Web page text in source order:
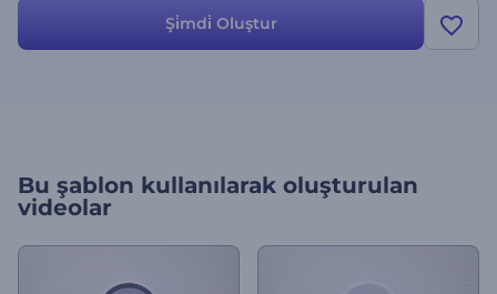
Şi̇mdi̇ Oluştur
Bu şablon kullanılarak oluşturulan
videolar